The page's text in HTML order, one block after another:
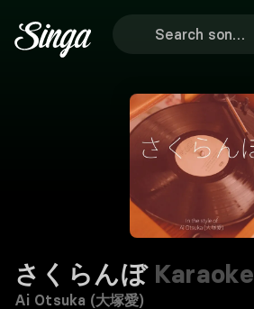
さくらんぼKaraoke
Ai Otsuka (大塚愛)